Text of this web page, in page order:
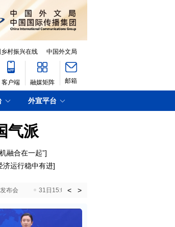
村振兴在线 中国外文局
客户端 融媒矩阵 邮箱
外宣平台
气派
融合在一起”]
济运行稳中有进]
布会 31日15:00 国新办就加快推动“十五五”时期退役
< >